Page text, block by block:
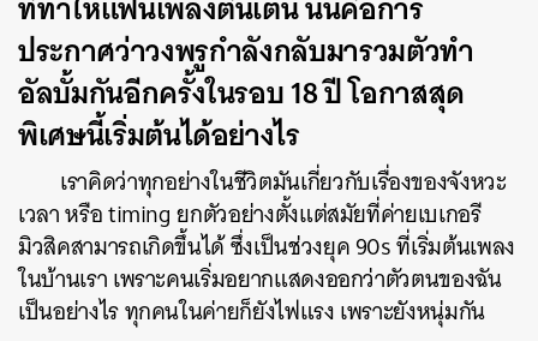
ประกาศว่าวงพรูกำลังกลับมารวมตัวทำ
อัลบั้มกันอีกครั้งในรอบ 18 ปี โอกาสสุด
พิเศษนี้เริ่มต้นได้อย่างไร
เราคิดว่าทุกอย่างในชีวิตมันเกี่ยวกับเรื่องของจังหวะ
เวลา หรือ timing ยกตัวอย่างตั้งแต่สมัยที่ค่ายเบเกอรี
มิวสิคสามารถเกิดขึ้นได้ ซึ่งเป็นช่วงยุค 90s ที่เริ่มต้นเพลง
ในบ้านเรา เพราะคนเริ่มอยากแสดงออกว่าตัวตนของฉัน
เป็นอย่างไร ทุกคนในค่ายก็ยังไฟแรง เพราะยังหนุ่มกัน